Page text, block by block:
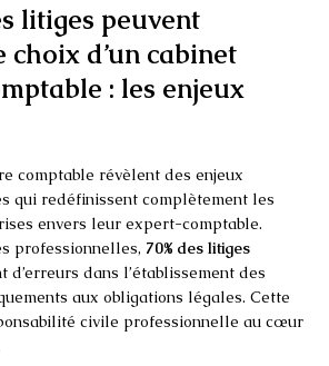
litiges peuvent
d’un cabinet
: les enjeux
comptable révèlent des enjeux
qui redéfinissent complètement les
envers leur expert-comptable.
professionnelles, 70% des litiges
d’erreurs dans l’établissement des
aux obligations légales. Cette
civile professionnelle au cœur